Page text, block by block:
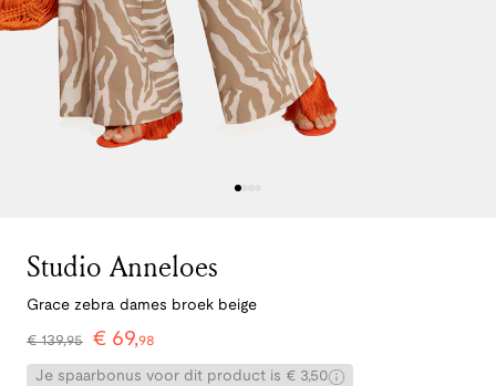
Studio Anneloes
Grace zebra dames broek beige
€139,95 € 69,98
Je spaarbonus voor dit product is € 3,50